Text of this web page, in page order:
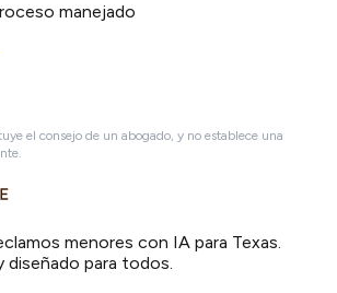
manejado
el consejo de un abogado, y no establece una
menores con IA para Texas.
diseñado para todos.